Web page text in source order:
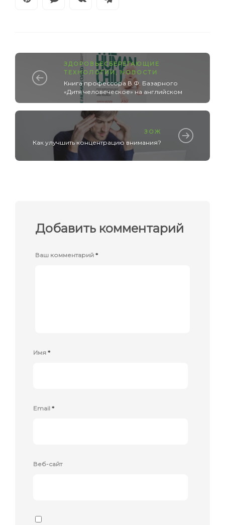
ЗДОРОВЬЕСБЕРЕГАЮЩИЕ
ТЕХНОЛОГИИ, НОВОСТИ
Книга профессора В.Ф. Базарного
«Дитя человеческое» на английском
ЗОЖ
Как улучшить концентрацию внимания?
Добавить комментарий
Ваш комментарий *
Имя *
Email *
Веб-сайт